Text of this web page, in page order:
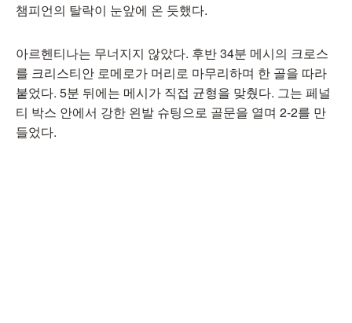
챔피언의 탈락이 눈앞에 온 듯했다.
아르헨티나는 무너지지 않았다. 후반 34분 메시의 크로스
를 크리스티안 로메로가 머리로 마무리하며 한 골을 따라
붙었다. 5분 뒤에는 메시가 직접 균형을 맞췄다. 그는 페널
티 박스 안에서 강한 왼발 슈팅으로 골문을 열며 2-2를 만
들었다.